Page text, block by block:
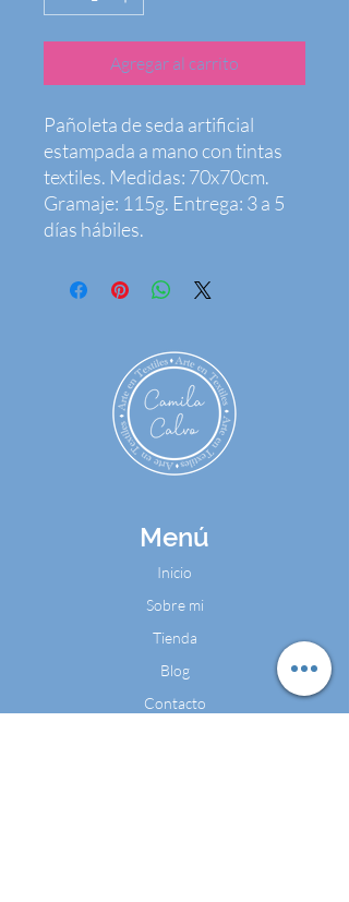
Agregar al carrito
Pañoleta de seda artificial
estampada a mano con tintas
textiles. Medidas: 70x70cm.
Gramaje: 115g. Entrega: 3 a 5
días hábiles.
Menú
Inicio
Sobre mi
Tienda
Blog
Contacto